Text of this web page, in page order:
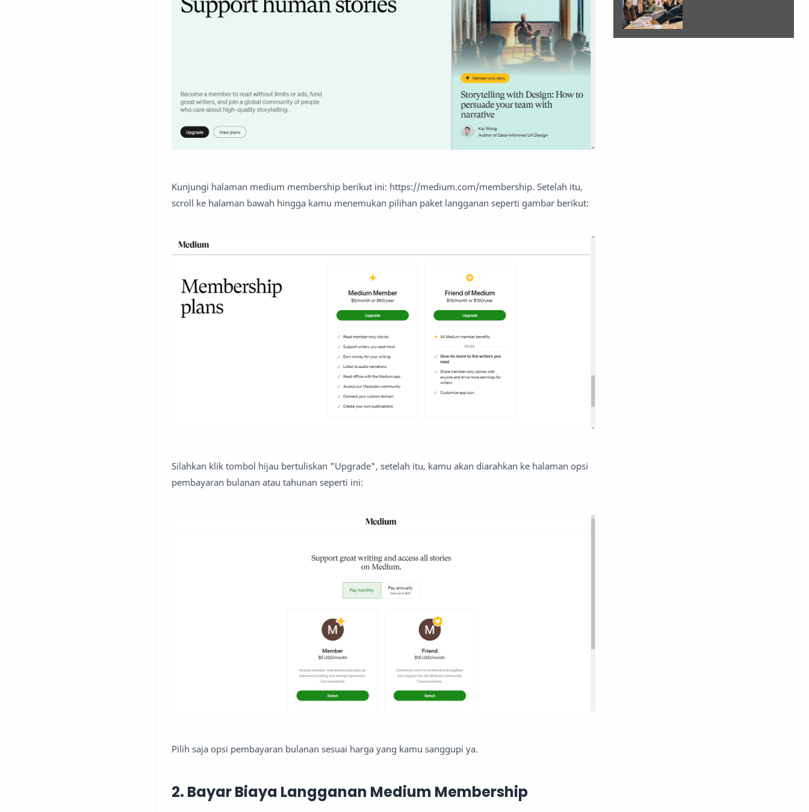
Kunjungi halaman medium membership berikut ini: https://medium.com/membership. Setelah itu,
scroll ke halaman bawah hingga kamu menemukan pilihan paket langganan seperti gambar berikut:
Silahkan klik tombol hijau bertuliskan "Upgrade", setelah itu, kamu akan diarahkan ke halaman opsi
pembayaran bulanan atau tahunan seperti ini:
Pilih saja opsi pembayaran bulanan sesuai harga yang kamu sanggupi ya.
2. Bayar Biaya Langganan Medium Membership